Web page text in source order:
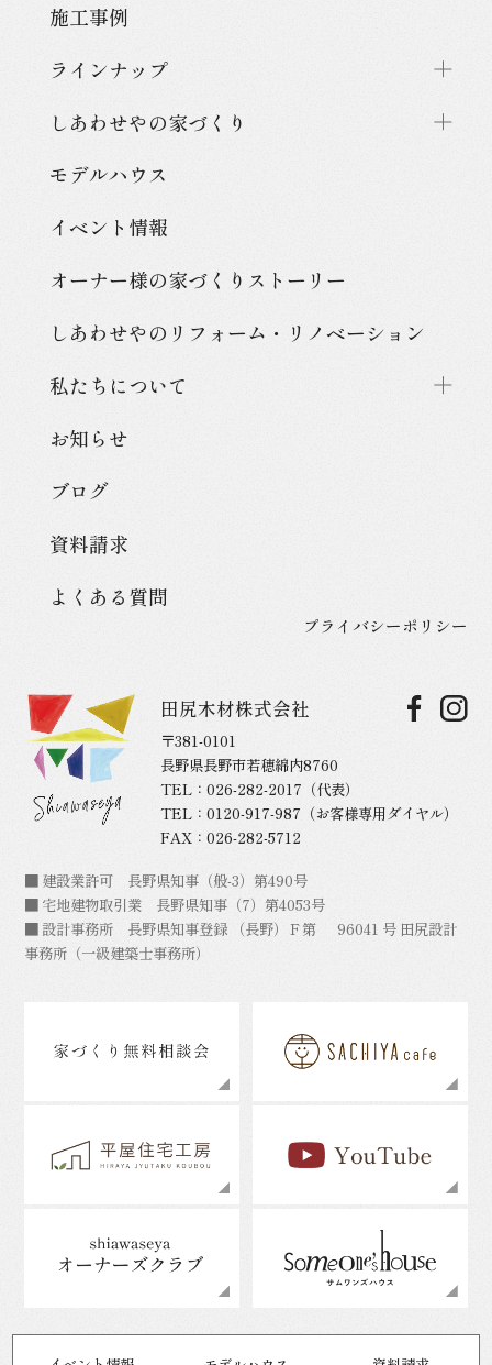
田尻木材株式会社
〒381-0101
長野県長野市若穂綿内8760
TEL： 026-282-2017 （代表）
TEL： 0120-917-987 （お客様専用ダイヤル）
FAX：026-282-5712
■ 建設業許可 長野県知事（般-3）第490号
■ 宅地建物取引業 長野県知事（7）第4053号
■ 設計事務所 長野県知事登録 （長野）Ｆ第 96041 号 田尻設計
事務所（一級建築士事務所）
施工事例
ラインナップ
しあわせやの家づくり
モデルハウス
イベント情報
オーナー様の家づくり ストーリー
しあわせやのリフォーム・ リノベーション
私たちについて
お知らせ
ブログ
資料請求
よくある質問
プライバシーポリシー
© 2026 TAJIRI MOKUZAI.CO.,LTD.